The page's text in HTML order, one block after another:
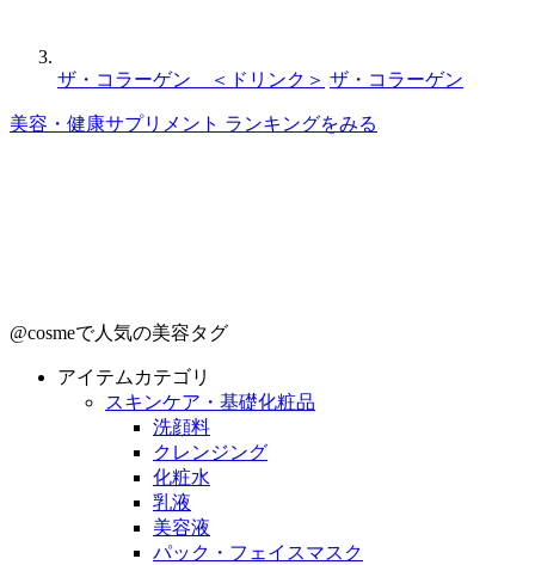
ザ・コラーゲン ＜ドリンク＞ ザ・コラーゲン
美容・健康サプリメント ランキングをみる
@cosmeで人気の美容タグ
アイテムカテゴリ
スキンケア・基礎化粧品
洗顔料
クレンジング
化粧水
乳液
美容液
パック・フェイスマスク